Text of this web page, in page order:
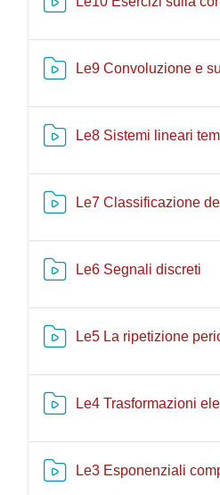
Le9 Convoluzione e
Le8 Sistemi lineari
Le7 Classificazione
Le6 Segnali discreti
Le5 La ripetizione
Le4 Trasformazioni
Le3 Esponenziali